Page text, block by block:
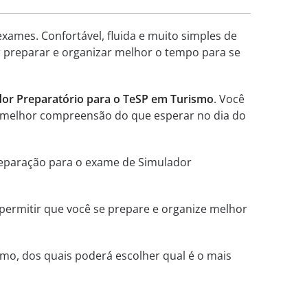
Confortável, fluida e muito simples de
e organizar melhor o tempo para se
Preparatório para o TeSP em Turismo. Você
compreensão do que esperar no dia do
para o exame de Simulador
que você se prepare e organize melhor
dos quais poderá escolher qual é o mais